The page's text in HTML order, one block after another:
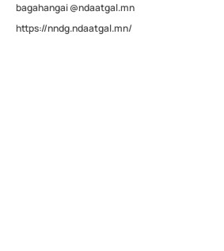
bagahangai @ndaatgal.mn
https://nndg.ndaatgal.mn/